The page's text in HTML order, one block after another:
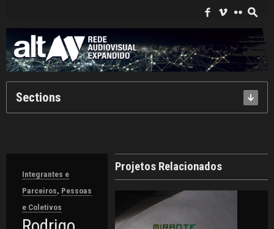
f i c s
Sections
Integrantes e
Parceiros, Pessoas
e Coletivos
Projetos Relacionados